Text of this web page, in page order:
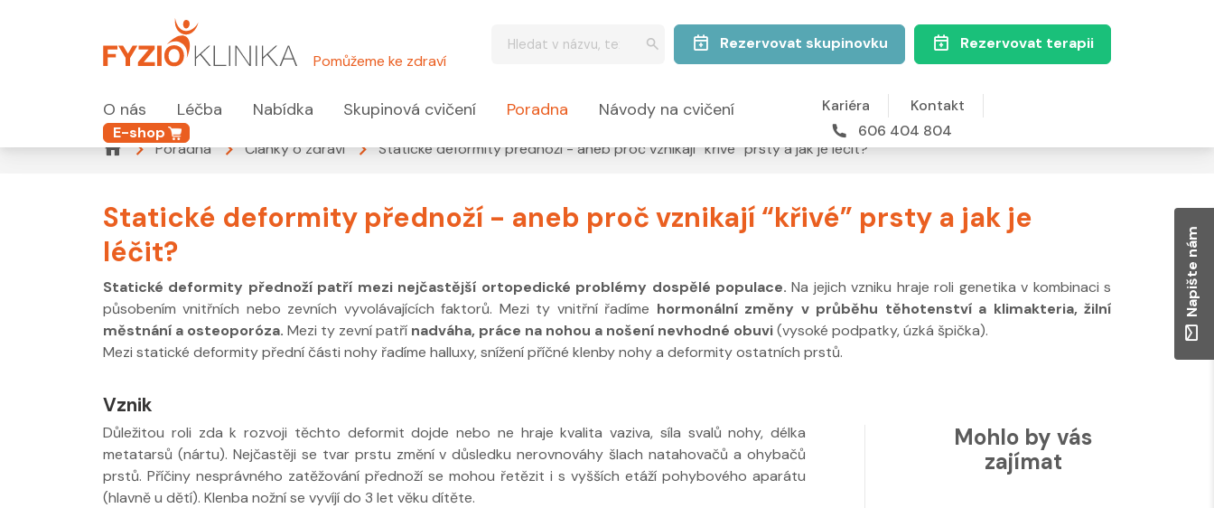
Pomůžeme ke zdraví
Rezervovat skupinovku Rezervovat terapii
O nás Léčba Nabídka Skupinová cvičení Poradna Návody na cvičení
E-shop
Kariéra
Kontakt
606 404 804
Poradna
Články o zdraví Statické deformity přednoží - aneb proč vznikají “křivé” prsty a jak je léčit?
Statické deformity přednoží - aneb proč vznikají “křivé” prsty a jak je
léčit?
Statické deformity přednoží patří mezi nejčastější ortopedické problémy dospělé populace. Na jejich vzniku hraje roli genetika v kombinaci s
působením vnitřních nebo zevních vyvolávajících faktorů. Mezi ty vnitřní řadíme hormonální změny v průběhu těhotenství a klimakteria, žilní
městnání a osteoporóza. Mezi ty zevní patří nadváha, práce na nohou a nošení nevhodné obuvi(vysoké podpatky, úzká špička).
Mezi statické deformity přední části nohy řadíme halluxy, snížení příčné klenby nohy a deformity ostatních prstů.
Vznik
Důležitou roli zda k rozvoji těchto deformit dojde nebo ne hraje kvalita vaziva, síla svalů nohy, délka
metatarsů (nártu). Nejčastěji se tvar prstu změní v důsledku nerovnováhy šlach natahovačů a ohybačů
prstů. Příčiny nesprávného zatěžování přednoží se mohou řetězit i s vyšších etáží pohybového aparátu
(hlavně u dětí). Klenba nožní se vyvíjí do 3 let věku dítěte.
Mohlo by vás
zajímat
Napište nám